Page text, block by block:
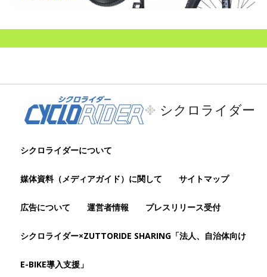
シクロライダー
シクロライダーについて
媒体資料（メディアガイド）に関して サイトマップ
広告について 運営者情報 プレスリリース受付
シクロライダー×ZUTTORIDE SHARING「法人、自治体向け
E-BIKE導入支援」